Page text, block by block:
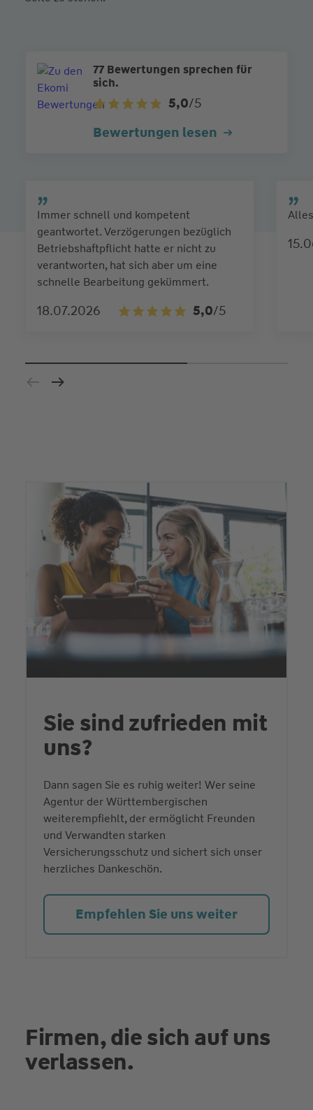
77 Bewertungen sprechen für
sich.
5,0/5
Bewertungen lesen
Immer schnell und kompetent
geantwortet. Verzögerungen bezüglich
Betriebshaftpflicht hatte er nicht zu
verantworten, hat sich aber um eine
schnelle Bearbeitung gekümmert.
18.07.2026 5,0/5
Sie sind zufrieden mit
uns?
Dann sagen Sie es ruhig weiter! Wer seine
Agentur der Württembergischen
weiterempfiehlt, der ermöglicht Freunden
und Verwandten starken
Versicherungsschutz und sichert sich unser
herzliches Dankeschön.
Empfehlen Sie uns weiter
Firmen, die sich auf uns
verlassen.